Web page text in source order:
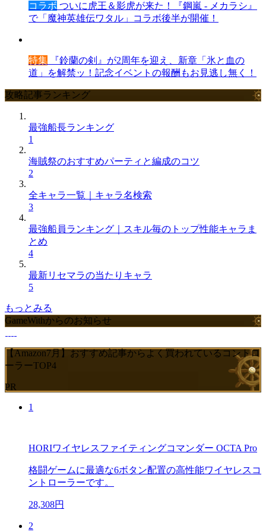
コラボ ついに虎王＆影虎が来た！『鋼嵐 - メカラシ』
で「魔神英雄伝ワタル」コラボ後半が開催！
特集 『鈴蘭の剣』が2周年を迎え、新章「氷と血の
道」を解禁ッ！記念イベントの報酬もお見逃し無く！
攻略記事ランキング
最強船長ランキング
1
海賊祭のおすすめパーティと編成のコツ
2
全キャラ一覧｜キャラ名検索
3
最強船員ランキング｜スキル毎のトップ性能キャラま
とめ
4
最新リセマラの当たりキャラ
5
もっとみる
GameWithからのお知らせ
【Amazon7月】おすすめ記事からよく買われているコントロ
ーラーTOP4
PR
1
HORIワイヤレスファイティングコマンダー OCTA Pro
格闘ゲームに最適な6ボタン配置の高性能ワイヤレスコ
ントローラーです。
28,308円
2